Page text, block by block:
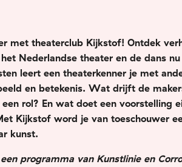
met theaterclub Kijkstof! Ontdek
Nederlandse theater en de dans
leert een theaterkenner je met
en betekenis. Wat drijft de
een rol? En wat doet een voorstelling
Kijkstof word je van toeschouwer
kunst.
programma van Kunstlinie en